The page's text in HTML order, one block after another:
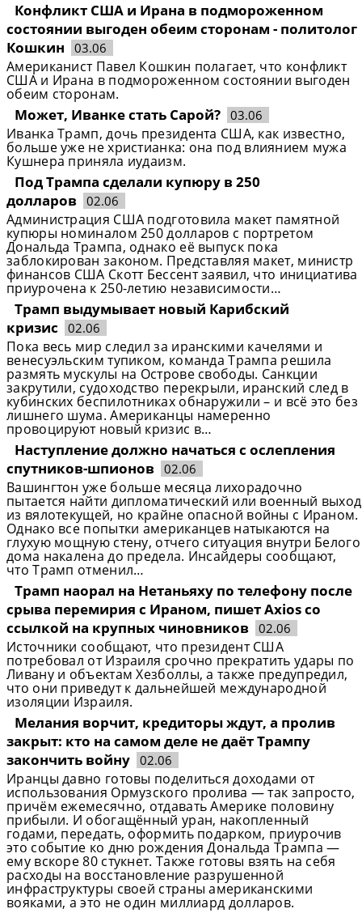
Конфликт США и Ирана в подмороженном
состоянии выгоден обеим сторонам - политолог
Кошкин
03.06
Американист Павел Кошкин полагает, что конфликт
США и Ирана в подмороженном состоянии выгоден
обеим сторонам.
Может, Иванке стать Сарой? 03.06
Иванка Трамп, дочь президента США, как известно,
больше уже не христианка: она под влиянием мужа
Кушнера приняла иудаизм.
Под Трампа сделали купюру в 250
долларов 02.06
Администрация США подготовила макет памятной
купюры номиналом 250 долларов с портретом
Дональда Трампа, однако её выпуск пока
заблокирован законом. Представляя макет, министр
финансов США Скотт Бессент заявил, что инициатива
приурочена к 250-летию независимости…
Трамп выдумывает новый Карибский
кризис
02.06
Пока весь мир следил за иранскими качелями и
венесуэльским тупиком, команда Трампа решила
размять мускулы на Острове свободы. Санкции
закрутили, судоходство перекрыли, иранский след в
кубинских беспилотниках обнаружили – и всё это без
лишнего шума. Американцы намеренно
провоцируют новый кризис в…
Наступление должно начаться с ослепления
спутников-шпионов 02.06
Вашингтон уже больше месяца лихорадочно
пытается найти дипломатический или военный выход
из вялотекущей, но крайне опасной войны с Ираном.
Однако все попытки американцев натыкаются на
глухую мощную стену, отчего ситуация внутри Белого
дома накалена до предела. Инсайдеры сообщают,
что Трамп отменил…
Трамп наорал на Нетаньяху по телефону после
срыва перемирия с Ираном, пишет Axios со
ссылкой на крупных чиновников 02.06
Источники сообщают, что президент США
потребовал от Израиля срочно прекратить удары по
Ливану и объектам Хезболлы, а также предупредил,
что они приведут к дальнейшей международной
изоляции Израиля.
Мелания ворчит, кредиторы ждут, а пролив
закрыт: кто на самом деле не даёт Трампу
закончить войну 02.06
Иранцы давно готовы поделиться доходами от
использования Ормузского пролива — так запросто,
причём ежемесячно, отдавать Америке половину
прибыли. И обогащённый уран, накопленный
годами, передать, оформить подарком, приурочив
это событие ко дню рождения Дональда Трампа —
ему вскоре 80 стукнет. Также готовы взять на себя
расходы на восстановление разрушенной
инфраструктуры своей страны американскими
вояками, а это не один миллиард долларов.